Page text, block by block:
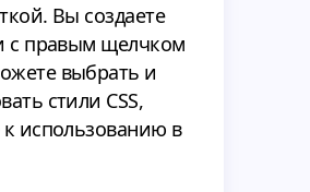
Вы создаете
с правым щелчком
выбрать и
стили CSS,
к использованию в